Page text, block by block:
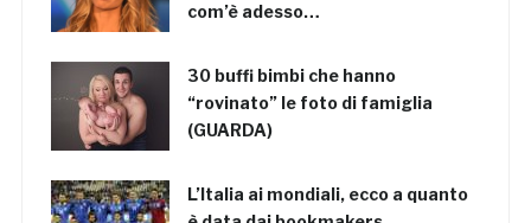
com’è adesso…
30 buffi bimbi che hanno
“rovinato” le foto di famiglia
(GUARDA)
L’Italia ai mondiali, ecco a quanto